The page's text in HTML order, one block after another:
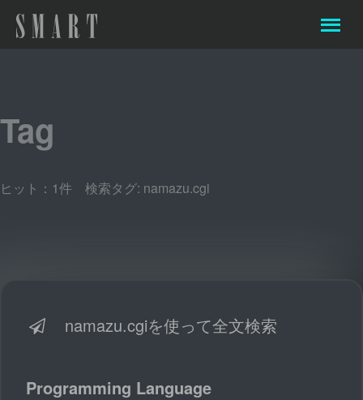
Tag
ヒット：1件 検索タグ: namazu.cgi
namazu.cgiを使って全文検索
Programming Language